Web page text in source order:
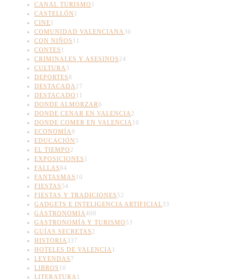
CANAL TURISMO 1
CASTELLÓN 1
CINE1
COMUNIDAD VALENCIANA36
CON NIÑOS 11
CONTES 1
CRIMINALES Y ASESINOS 24
CULTURA3
DEPORTES8
DESTACADA27
DESTACADO 11
DONDE ALMORZAR6
DONDE CENAR EN VALENCIA2
DONDE COMER EN VALENCIA10
ECONOMÍA9
EDUCACIÓN 5
EL TIEMPO 2
EXPOSICIONES 1
FALLAS84
FANTASMAS 10
FIESTAS 54
FIESTAS Y TRADICIONES 52
GADGETS E INTELIGENCIA ARTIFICIAL33
GASTRONOMIA400
GASTRONOMÍA Y TURISMO 53
GUÍAS SECRETAS 2
HISTORIA337
HOTELES DE VALENCIA1
LEYENDAS 7
LIBROS 10
LITERATURA1